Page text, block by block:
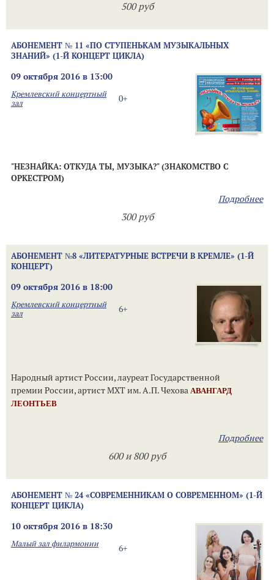
500 руб
АБОНЕМЕНТ № 11 «ПО СТУПЕНЬКАМ МУЗЫКАЛЬНЫХ
ЗНАНИЙ» (1-Й КОНЦЕРТ ЦИКЛА)
09 октября 2016 в 13:00
0+
Кремлевский концертный
зал
"НЕЗНАЙКА: ОТКУДА ТЫ, МУЗЫКА?" (ЗНАКОМСТВО С
ОРКЕСТРОМ)
Подробнее
300 руб
АБОНЕМЕНТ №8 «ЛИТЕРАТУРНЫЕ ВСТРЕЧИ В КРЕМЛЕ» (1-Й
КОНЦЕРТ)
09 октября 2016 в 18:00
6+
Кремлевский концертный
зал
Народный артист России, лауреат Государственной
премии России, артист МХТ им. А.П. Чехова АВАНГАРД
ЛЕОНТЬЕВ
Подробнее
600 и 800 руб
АБОНЕМЕНТ № 24 «СОВРЕМЕННИКАМ О СОВРЕМЕННОМ» (1-Й
КОНЦЕРТ ЦИКЛА)
10 октября 2016 в 18:30
6+
Малый зал филармонии